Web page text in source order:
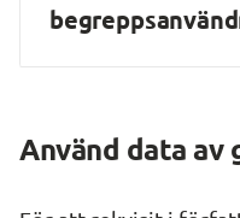
Använd data